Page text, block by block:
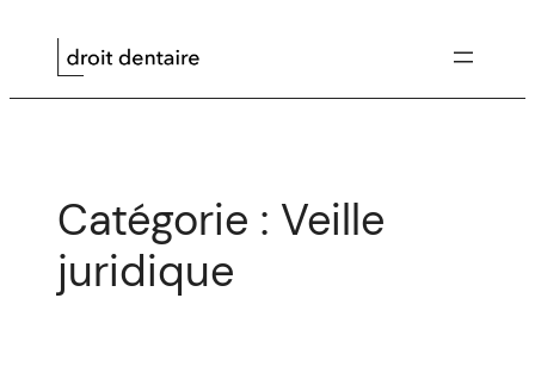
Catégorie : Veille
juridique